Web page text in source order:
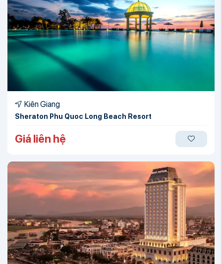
Kiên Giang
Sheraton Phu Quoc Long Beach Resort
Giá liên hệ